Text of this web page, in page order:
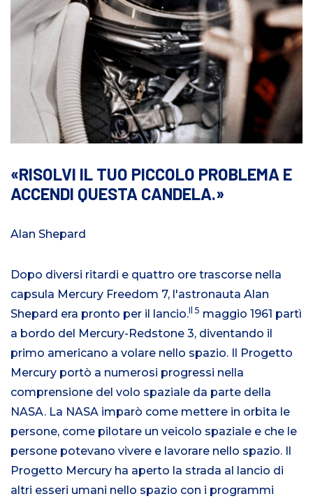
RISOLVI IL TUO PICCOLO PROBLEMA E
ACCENDI QUESTA CANDELA.
Alan Shepard
Dopo diversi ritardi e quattro ore trascorse nella
capsula Mercury Freedom 7, l'astronauta Alan
Shepard era pronto per il lancio.Il 5 maggio 1961 partì
a bordo del Mercury-Redstone 3, diventando il
primo americano a volare nello spazio. Il Progetto
Mercury portò a numerosi progressi nella
comprensione del volo spaziale da parte della
NASA. La NASA imparò come mettere in orbita le
persone, come pilotare un veicolo spaziale e che le
persone potevano vivere e lavorare nello spazio. Il
Progetto Mercury ha aperto la strada al lancio di
altri esseri umani nello spazio con i programmi